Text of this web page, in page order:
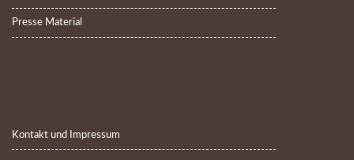
Presse Material
Kontakt und Impressum